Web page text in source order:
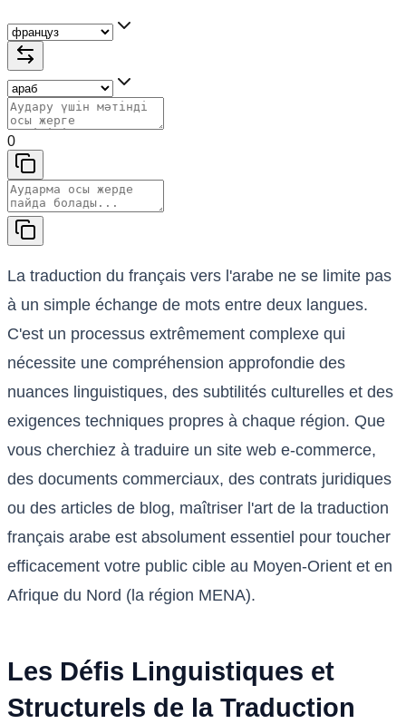
0
La traduction du français vers l'arabe ne se limite pas
à un simple échange de mots entre deux langues.
C'est un processus extrêmement complexe qui
nécessite une compréhension approfondie des
nuances linguistiques, des subtilités culturelles et des
exigences techniques propres à chaque région. Que
vous cherchiez à traduire un site web e-commerce,
des documents commerciaux, des contrats juridiques
ou des articles de blog, maîtriser l'art de la traduction
français arabe est absolument essentiel pour toucher
efficacement votre public cible au Moyen-Orient et en
Afrique du Nord (la région MENA).
Les Défis Linguistiques et
Structurels de la Traduction